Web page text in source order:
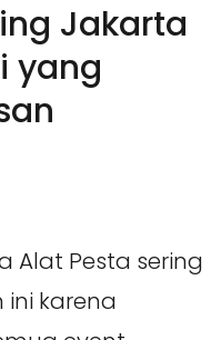
Jakarta
yang
Alat Pesta sering
karena